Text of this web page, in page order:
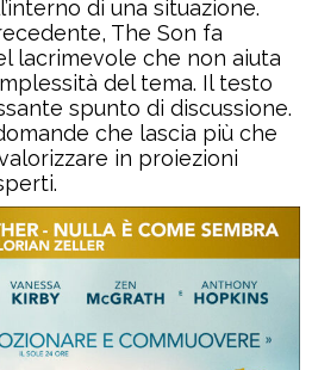
di una situazione.
The Son fa
lacrimevole che non aiuta
del tema. Il testo
spunto di discussione.
che lascia più che
in proiezioni